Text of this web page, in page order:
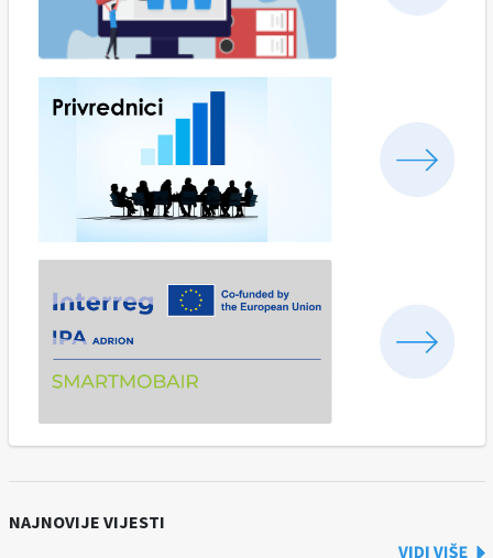
NAJNOVIJE VIJESTI